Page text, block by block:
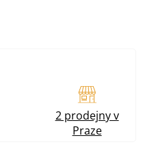
2 prodejny v
Praze